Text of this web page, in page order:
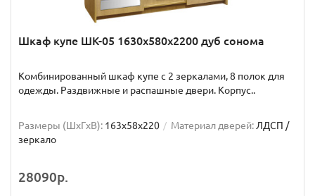
Шкаф купе ШК-05 1630x580x2200 дуб сонома
Комбинированный шкаф купе с 2 зеркалами, 8 полок для
одежды. Раздвижные и распашные двери. Корпус..
Размеры (ШxГxВ): 163x58x220 Материал дверей:ЛДСП /
зеркало
28090р.